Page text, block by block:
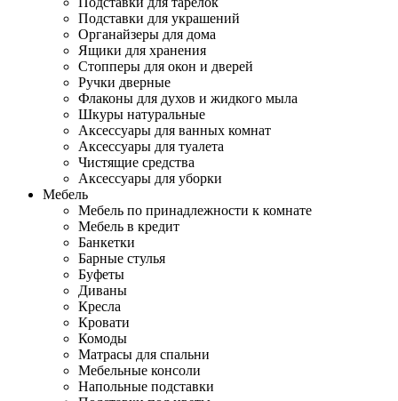
Подставки для украшений
Органайзеры для дома
Ящики для хранения
Стопперы для окон и дверей
Ручки дверные
Флаконы для духов и жидкого мыла
Шкуры натуральные
Аксессуары для ванных комнат
Аксессуары для туалета
Чистящие средства
Аксессуары для уборки
Мебель
Мебель по принадлежности к комнате
Мебель в кредит
Банкетки
Барные стулья
Буфеты
Диваны
Кресла
Кровати
Комоды
Матрасы для спальни
Мебельные консоли
Напольные подставки